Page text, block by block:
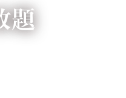
題